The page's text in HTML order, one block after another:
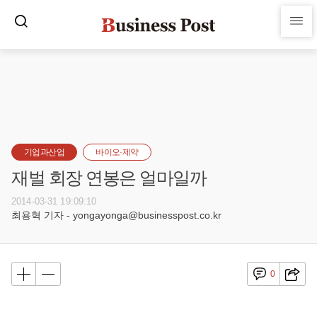
기업과산업 바이오·제약
재벌 회장 연봉은 얼마일까
2014-03-31 19:09:10
최용혁 기자 - yongayonga@businesspost.co.kr
0